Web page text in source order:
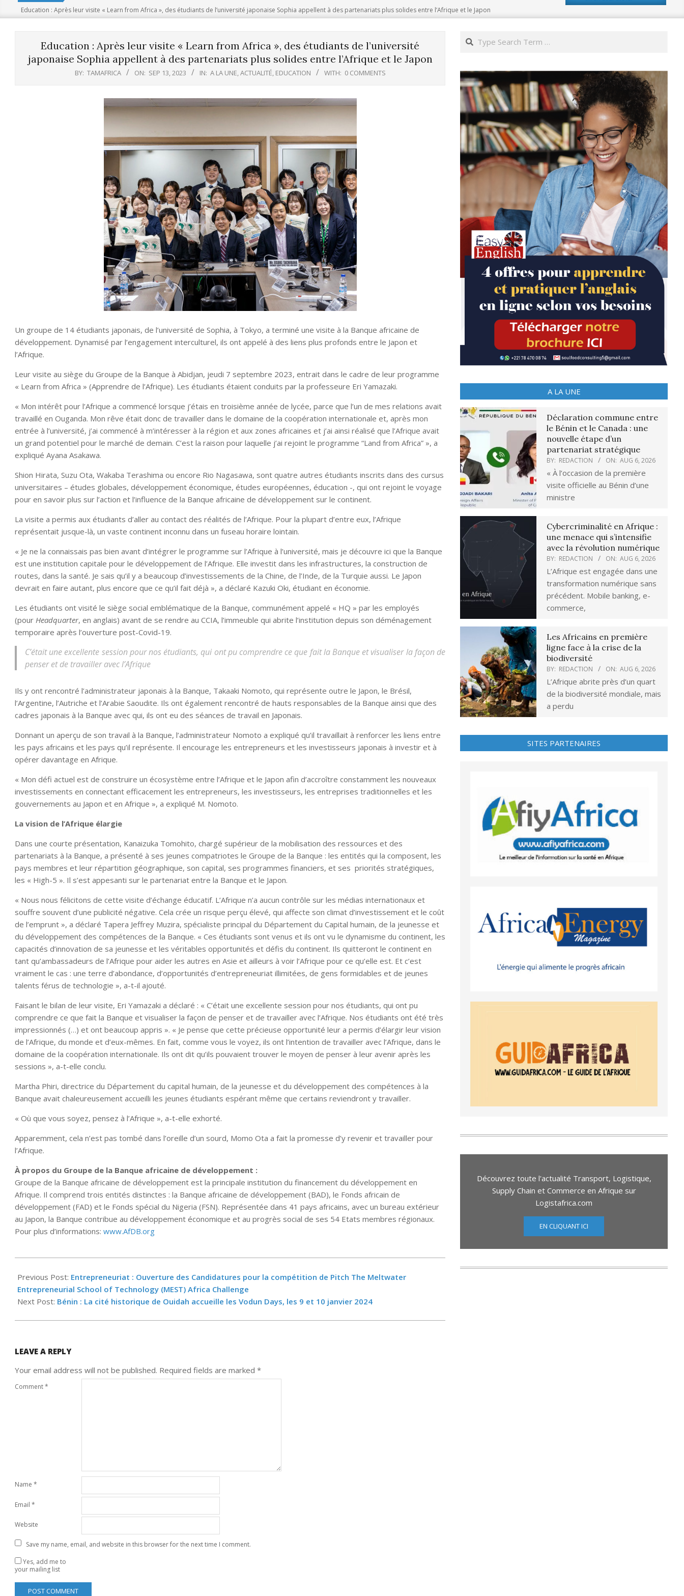
Education : Après leur visite « Learn from Africa », des étudiants de l’université japonaise Sophia appellent à des partenariats plus solides entre l’Afrique et le Japon
Education : Après leur visite « Learn from Africa », des étudiants de l’université
japonaise Sophia appellent à des partenariats plus solides entre l’Afrique et le Japon
BY: TAMAFRICA ON: SEP 13, 2023 IN: A LA UNE,ACTUALITÉ, EDUCATION WITH: 0 COMMENTS
Un groupe de 14 étudiants japonais, de l’université de Sophia, à Tokyo, a terminé une visite à la Banque africaine de
développement. Dynamisé par l’engagement interculturel, ils ont appelé à des liens plus profonds entre le Japon et
l’Afrique.
Leur visite au siège du Groupe de la Banque à Abidjan, jeudi 7 septembre 2023, entrait dans le cadre de leur programme
« Learn from Africa » (Apprendre de l’Afrique). Les étudiants étaient conduits par la professeure Eri Yamazaki.
« Mon intérêt pour l’Afrique a commencé lorsque j’étais en troisième année de lycée, parce que l’un de mes relations avait
travaillé en Ouganda. Mon rêve était donc de travailler dans le domaine de la coopération internationale et, après mon
entrée à l’université, j’ai commencé à m’intéresser à la région et aux zones africaines et j’ai ainsi réalisé que l’Afrique avait
un grand potentiel pour le marché de demain. C’est la raison pour laquelle j’ai rejoint le programme “Land from Africa” », a
expliqué Ayana Asakawa.
Shion Hirata, Suzu Ota, Wakaba Terashima ou encore Rio Nagasawa, sont quatre autres étudiants inscrits dans des cursus
universitaires – études globales, développement économique, études européennes, éducation -, qui ont rejoint le voyage
pour en savoir plus sur l’action et l’influence de la Banque africaine de développement sur le continent.
La visite a permis aux étudiants d’aller au contact des réalités de l’Afrique. Pour la plupart d’entre eux, l’Afrique
représentait jusque-là, un vaste continent inconnu dans un fuseau horaire lointain.
« Je ne la connaissais pas bien avant d’intégrer le programme sur l’Afrique à l’université, mais je découvre ici que la Banque
est une institution capitale pour le développement de l’Afrique. Elle investit dans les infrastructures, la construction de
routes, dans la santé. Je sais qu’il y a beaucoup d’investissements de la Chine, de l’Inde, de la Turquie aussi. Le Japon
devrait en faire autant, plus encore que ce qu’il fait déjà », a déclaré Kazuki Oki, étudiant en économie.
Les étudiants ont visité le siège social emblématique de la Banque, communément appelé « HQ » par les employés
(pour Headquarter, en anglais) avant de se rendre au CCIA, l’immeuble qui abrite l’institution depuis son déménagement
temporaire après l’ouverture post-Covid-19.
C’était une excellente session pour nos étudiants, qui ont pu comprendre ce que fait la Banque et visualiser la façon de
penser et de travailler avec l’Afrique
Ils y ont rencontré l’administrateur japonais à la Banque, Takaaki Nomoto, qui représente outre le Japon, le Brésil,
l’Argentine, l’Autriche et l’Arabie Saoudite. Ils ont également rencontré de hauts responsables de la Banque ainsi que des
cadres japonais à la Banque avec qui, ils ont eu des séances de travail en Japonais.
Donnant un aperçu de son travail à la Banque, l’administrateur Nomoto a expliqué qu’il travaillait à renforcer les liens entre
les pays africains et les pays qu’il représente. Il encourage les entrepreneurs et les investisseurs japonais à investir et à
opérer davantage en Afrique.
« Mon défi actuel est de construire un écosystème entre l’Afrique et le Japon afin d’accroître constamment les nouveaux
investissements en connectant efficacement les entrepreneurs, les investisseurs, les entreprises traditionnelles et les
gouvernements au Japon et en Afrique », a expliqué M. Nomoto.
La vision de l’Afrique élargie
Dans une courte présentation, Kanaizuka Tomohito, chargé supérieur de la mobilisation des ressources et des
partenariats à la Banque, a présenté à ses jeunes compatriotes le Groupe de la Banque : les entités qui la composent, les
pays membres et leur répartition géographique, son capital, ses programmes financiers, et ses priorités stratégiques,
les « High-5 ». Il s’est appesanti sur le partenariat entre la Banque et le Japon.
« Nous nous félicitons de cette visite d’échange éducatif. L’Afrique n’a aucun contrôle sur les médias internationaux et
souffre souvent d’une publicité négative. Cela crée un risque perçu élevé, qui affecte son climat d’investissement et le coût
de l’emprunt », a déclaré Tapera Jeffrey Muzira, spécialiste principal du Département du Capital humain, de la jeunesse et
du développement des compétences de la Banque. « Ces étudiants sont venus et ils ont vu le dynamisme du continent, les
capacités d’innovation de sa jeunesse et les véritables opportunités et défis du continent. Ils quitteront le continent en
tant qu’ambassadeurs de l’Afrique pour aider les autres en Asie et ailleurs à voir l’Afrique pour ce qu’elle est. Et c’est
vraiment le cas : une terre d’abondance, d’opportunités d’entrepreneuriat illimitées, de gens formidables et de jeunes
talents férus de technologie », a-t-il ajouté.
Faisant le bilan de leur visite, Eri Yamazaki a déclaré : « C’était une excellente session pour nos étudiants, qui ont pu
comprendre ce que fait la Banque et visualiser la façon de penser et de travailler avec l’Afrique. Nos étudiants ont été très
impressionnés (…) et ont beaucoup appris ». « Je pense que cette précieuse opportunité leur a permis d’élargir leur vision
de l’Afrique, du monde et d’eux-mêmes. En fait, comme vous le voyez, ils ont l’intention de travailler avec l’Afrique, dans le
domaine de la coopération internationale. Ils ont dit qu’ils pouvaient trouver le moyen de penser à leur avenir après les
sessions », a-t-elle conclu.
Martha Phiri, directrice du Département du capital humain, de la jeunesse et du développement des compétences à la
Banque avait chaleureusement accueilli les jeunes étudiants espérant même que certains reviendront y travailler.
« Où que vous soyez, pensez à l’Afrique », a-t-elle exhorté.
Apparemment, cela n’est pas tombé dans l’oreille d’un sourd, Momo Ota a fait la promesse d’y revenir et travailler pour
l’Afrique.
À propos du Groupe de la Banque africaine de développement :
Groupe de la Banque africaine de développement est la principale institution du financement du développement en
Afrique. Il comprend trois entités distinctes : la Banque africaine de développement (BAD), le Fonds africain de
développement (FAD) et le Fonds spécial du Nigeria (FSN). Représentée dans 41 pays africains, avec un bureau extérieur
au Japon, la Banque contribue au développement économique et au progrès social de ses 54 Etats membres régionaux.
Pour plus d’informations: www.AfDB.org
09-
13
Previous Post: Entrepreneuriat : Ouverture des Candidatures pour la compétition de Pitch The Meltwater
Entrepreneurial School of Technology (MEST) Africa Challenge
Next Post: Bénin : La cité historique de Ouidah accueille les Vodun Days, les 9 et 10 janvier 2024
LEAVE A REPLY
Your email address will not be published. Required fields are marked *
Comment*
Name *
Email *
Website
Save my name, email, and website in this browser for the next time I comment.
Yes, add me to
your mailing list
Search
A LA UNE
Déclaration commune entre
le Bénin et le Canada : une
nouvelle étape d’un
partenariat stratégique
BY: REDACTION ON: AUG 6, 2026
« À l’occasion de la première
visite officielle au Bénin d’une
ministre
Cybercriminalité en Afrique :
une menace qui s’intensifie
avec la révolution numérique
BY: REDACTION ON: AUG 6, 2026
L’Afrique est engagée dans une
transformation numérique sans
précédent. Mobile banking, e-
commerce,
Les Africains en première
ligne face à la crise de la
biodiversité
BY: REDACTION ON: AUG 6, 2026
L’Afrique abrite près d’un quart
de la biodiversité mondiale, mais
a perdu
SITES PARTENAIRES
Découvrez toute l'actualité Transport, Logistique,
Supply Chain et Commerce en Afrique sur
Logistafrica.com
EN CLIQUANT ICI